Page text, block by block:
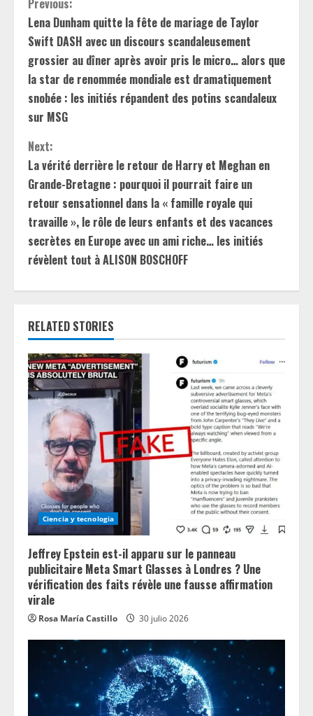
C
o
n
t
i
n
u
e
R
e
a
d
i
n
Previous:
Lena Dunham quitte la fête de mariage de Taylor
Swift DASH avec un discours scandaleusement
grossier au dîner après avoir pris le micro… alors que
la star de renommée mondiale est dramatiquement
snobée : les initiés répandent des potins scandaleux
sur MSG
Next:
La vérité derrière le retour de Harry et Meghan en
Grande-Bretagne : pourquoi il pourrait faire un
retour sensationnel dans la « famille royale qui
travaille », le rôle de leurs enfants et des vacances
secrètes en Europe avec un ami riche… les initiés
révèlent tout à ALISON BOSCHOFF
RELATED STORIES
Ciencia y tecnologia
Jeffrey Epstein est-il apparu sur le panneau
publicitaire Meta Smart Glasses à Londres ? Une
vérification des faits révèle une fausse affirmation
virale
Rosa María Castillo 30 julio 2026